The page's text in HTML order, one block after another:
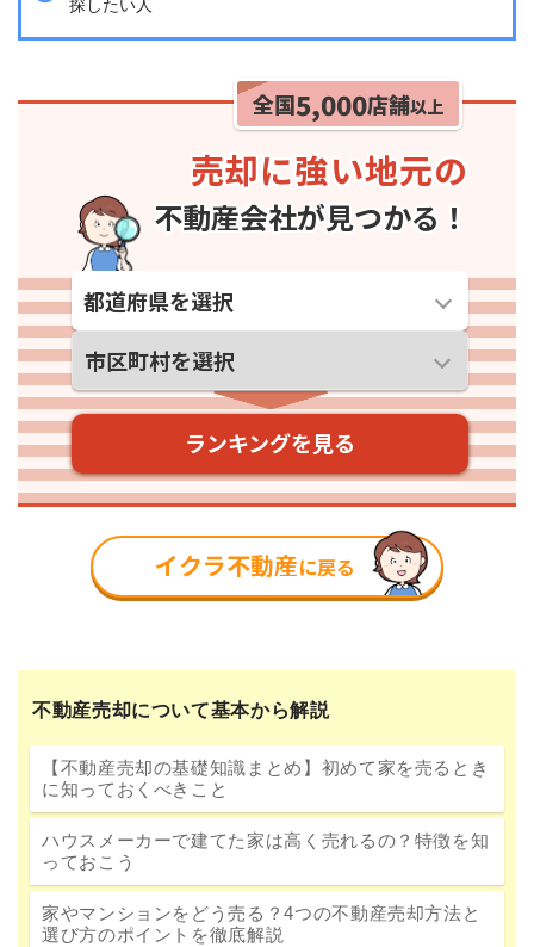
探したい人
不動産売却について基本から解説
【不動産売却の基礎知識まとめ】初めて家を売るとき
に知っておくべきこと
ハウスメーカーで建てた家は高く売れるの？特徴を知
っておこう
家やマンションをどう売る？4つの不動産売却方法と
選び方のポイントを徹底解説